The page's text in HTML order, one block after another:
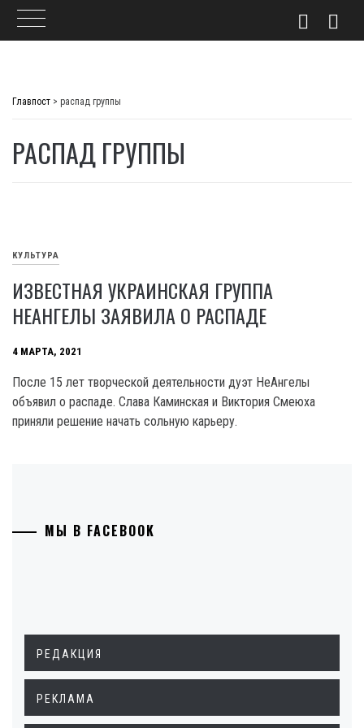
Главпост > распад группы
РАСПАД ГРУППЫ
КУЛЬТУРА
ИЗВЕСТНАЯ УКРАИНСКАЯ ГРУППА
НЕАНГЕЛЫ ЗАЯВИЛА О РАСПАДЕ
4 МАРТА, 2021
После 15 лет творческой деятельности дуэт НеАнгелы
объявил о распаде. Слава Каминская и Виктория Смеюха
приняли решение начать сольную карьеру.
МЫ В FACEBOOK
РЕДАКЦИЯ
РЕКЛАМА